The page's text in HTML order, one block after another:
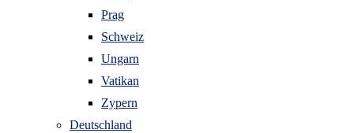
Prag
Schweiz
Ungarn
Vatikan
Zypern
Deutschland